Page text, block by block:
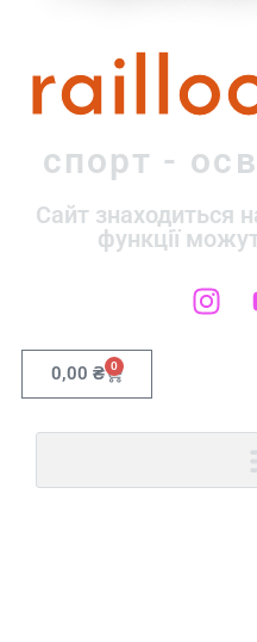
спорт -
Сайт знаходиться
функції
0,00 ₴ 0